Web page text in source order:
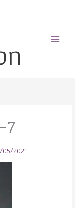
7
05/2021